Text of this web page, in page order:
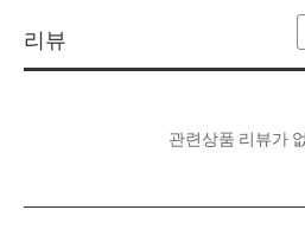
리뷰
관련상품 리뷰가